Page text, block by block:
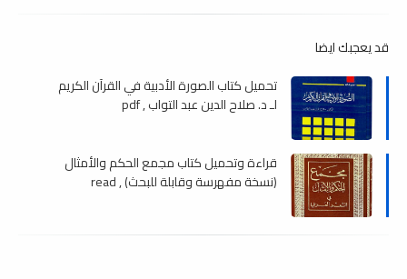
قد يعجبك ايضا
تحميل كتاب الصورة الأدبية في القرآن الكريم
لـ د. صلاح الدين عبد التواب , pdf
قراءة وتحميل كتاب مجمع الحكم والأمثال
(نسخة مفهرسة وقابلة للبحث) , read